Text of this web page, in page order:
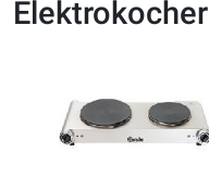
Elektrokocher